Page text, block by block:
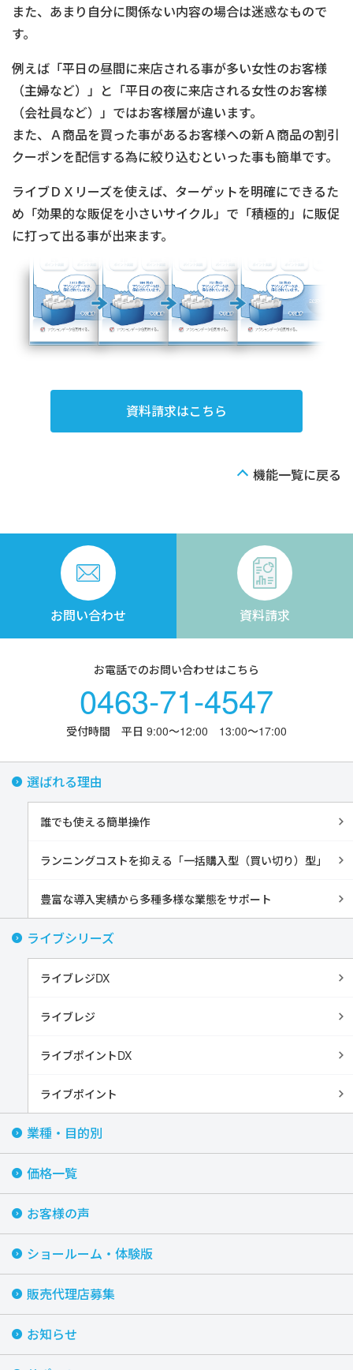
また、あまり自分に関係ない内容の場合は迷惑なもので
す。
例えば「平日の昼間に来店される事が多い女性のお客様
（主婦など）」と「平日の夜に来店される女性のお客様
（会社員など）」ではお客様層が違います。
また、Ａ商品を買った事があるお客様への新Ａ商品の割引
クーポンを配信する為に絞り込むといった事も簡単です。
ライブＤＸリーズを使えば、ターゲットを明確にできるた
め「効果的な販促を小さいサイクル」で「積極的」に販促
に打って出る事が出来ます。
資料請求はこちら
機能一覧に戻る
お問い合わせ 資料請求
お電話でのお問い合わせはこちら
0463-71-4547
受付時間 平日 9:00〜12:00 13:00〜17:00
選ばれる理由
誰でも使える簡単操作
ランニングコストを抑える「一括購入型（買い切り）型」
豊富な導入実績から多種多様な業態をサポート
ライブシリーズ
ライブレジDX
ライブレジ
ライブポイントDX
ライブポイント
業種・目的別
価格一覧
お客様の声
ショールーム・体験版
販売代理店募集
お知らせ